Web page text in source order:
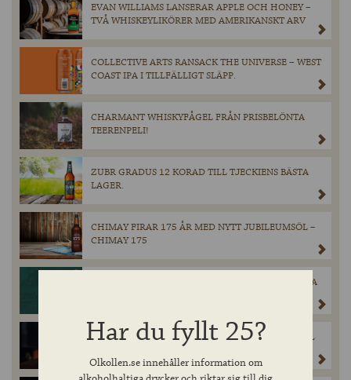
EVAN WILLIAMS LANSERAR APPLE OCH HONEY –
TVÅ WHISKEYLIKÖRER MED AMERIKANSKT ARV
COLLECTIVE ARTS RANSACK THE UNIVERSE – WEST
COAST IPA I TILLFÄLLIGT SLÄPP.
CHARMANT WHISKYFÅGEL FRÅN PRISBELÖNTA
TEERENPELI!
ZUBR GRADUS 12 KORAD TILL TJECKIENS BÄSTA
LAGER.
CHIMAY FIRAR 175 ÅR MED NYTT JUBILEUMSÖL –
CHIMAY 175
CHIMAY GRÖN ÅTERVÄNDER – NU I 75 CL-FLASKA
AVENTINUS – VÄRLDENS FÖRSTA STARKA VETEÖL
OCH DEN MODIGA KVINNAN BAKOM LEGENDEN
Har du fyllt 25?
Olkollen.se innehåller information om